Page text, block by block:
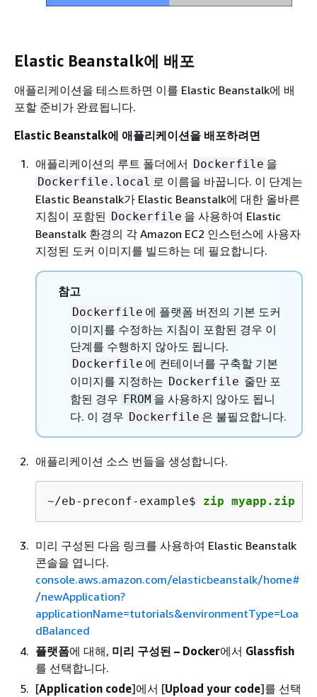
Elastic Beanstalk에 배포
애플리케이션을 테스트하면 이를 Elastic Beanstalk에 배
포할 준비가 완료됩니다.
Elastic Beanstalk에 애플리케이션을 배포하려면
애플리케이션의 루트 폴더에서 Dockerfile 을
Dockerfile.local 로 이름을 바꿉니다. 이 단계는
Elastic Beanstalk가 Elastic Beanstalk에 대한 올바른
지침이 포함된 Dockerfile 을 사용하여 Elastic
Beanstalk 환경의 각 Amazon EC2 인스턴스에 사용자
지정된 도커 이미지를 빌드하는 데 필요합니다.
참고
Dockerfile 에 플랫폼 버전의 기본 도커
이미지를 수정하는 지침이 포함된 경우 이
단계를 수행하지 않아도 됩니다.
Dockerfile 에 컨테이너를 구축할 기본
이미지를 지정하는 Dockerfile 줄만 포
함된 경우 FROM 을 사용하지 않아도 됩니
다. 이 경우 Dockerfile 은 불필요합니다.
애플리케이션 소스 번들을 생성합니다.
~/eb-preconf-example$ zip myapp.zip -
미리 구성된 다음 링크를 사용하여 Elastic Beanstalk
콘솔을 엽니다.
console.aws.amazon.com/elasticbeanstalk/home#
/newApplication?
applicationName=tutorials&environmentType=Loa
dBalanced
플랫폼에 대해, 미리 구성된 – Docker에서 Glassfish
를 선택합니다.
[Application code]에서 [Upload your code]를 선택